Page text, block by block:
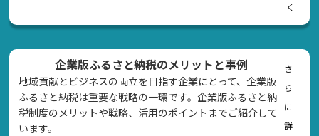
く
企業版ふるさと納税のメリットと事例
地域貢献とビジネスの両立を目指す企業にとって、企業版
ふるさと納税は重要な戦略の一環です。企業版ふるさと納
税制度のメリットや戦略、活用のポイントまでご紹介して
います。
さ
ら
に
詳